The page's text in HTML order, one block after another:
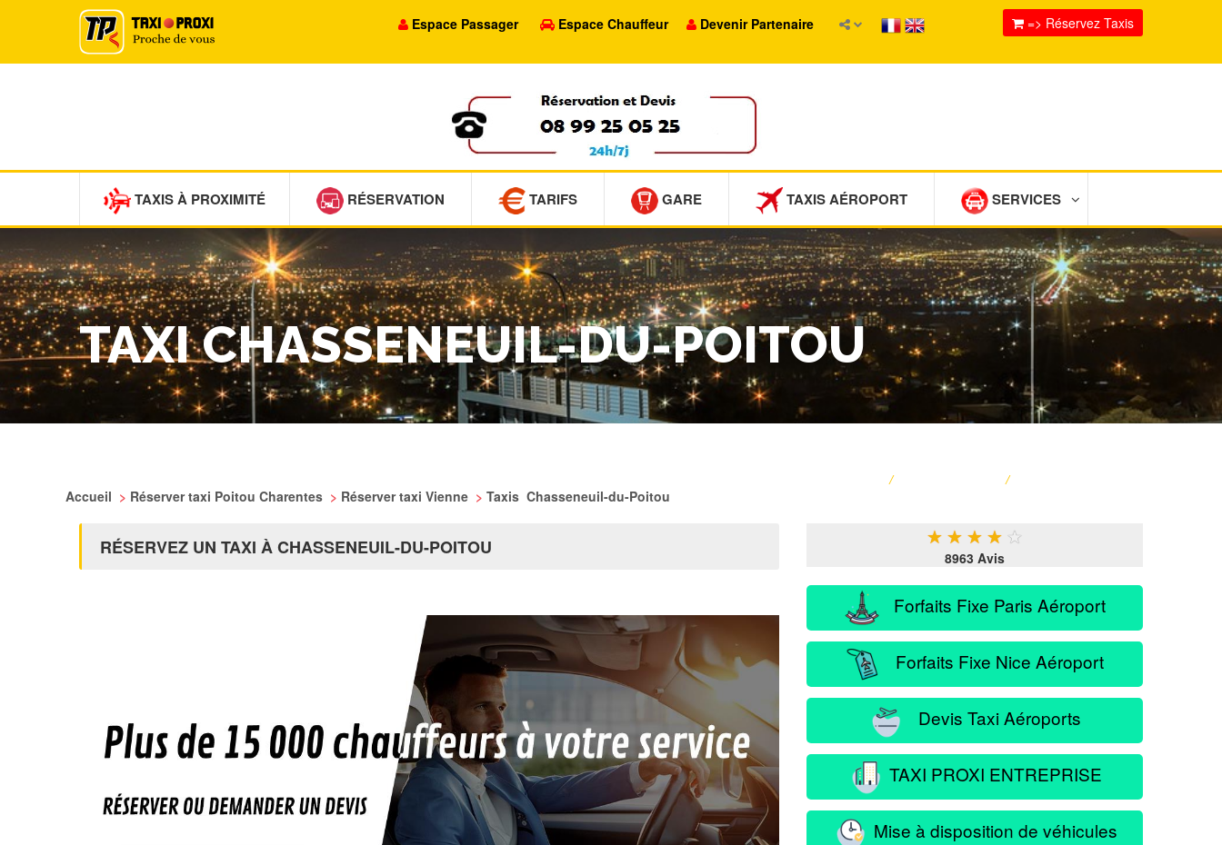
Espace Passager Espace Chauffeur Devenir Partenaire => Réservez Taxis
TAXIS À PROXIMITÉ RÉSERVATION TARIFS GARE TAXIS AÉROPORT SERVICES
TAXI CHASSENEUIL-DU-POITOU
/ /
Accueil > Réserver taxi Poitou Charentes > Réserver taxi Vienne > Taxis Chasseneuil-du-Poitou
RÉSERVEZ UN TAXI À CHASSENEUIL-DU-POITOU ★ ★ ★ ★ ★
8963 Avis
Forfaits Fixe Paris Aéroport
Forfaits Fixe Nice Aéroport
Devis Taxi Aéroports
TAXI PROXI ENTREPRISE
Mise à disposition de véhicules